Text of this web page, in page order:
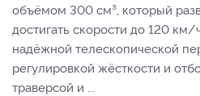
объёмом 300 см³, который
достигать скорости до 120
надёжной телескопической
регулировкой жёсткости и
траверсой и ...